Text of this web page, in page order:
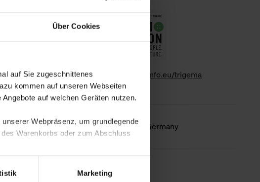
Über Cookies
auf Sie zugeschnittenes
kommen auf unseren Webseiten
auf welchen Geräten nutzen.
Webpräsenz, um grundlegende
Warenkorbs oder zum Abschluss
und Ihres Profils
Marketing
www.gk-info.eu/trigema
Country of origin Made in Germany
less information